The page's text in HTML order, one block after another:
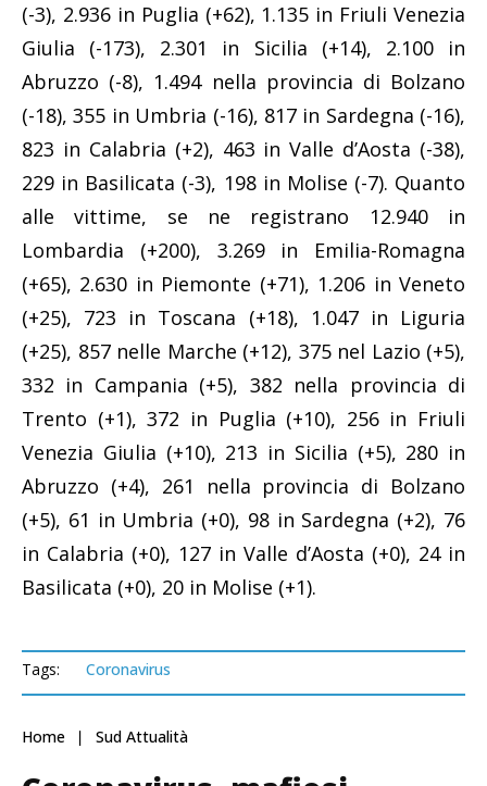
(-3), 2.936 in Puglia (+62), 1.135 in Friuli Venezia
Giulia (-173), 2.301 in Sicilia (+14), 2.100 in
Abruzzo (-8), 1.494 nella provincia di Bolzano
(-18), 355 in Umbria (-16), 817 in Sardegna (-16),
823 in Calabria (+2), 463 in Valle d’Aosta (-38),
229 in Basilicata (-3), 198 in Molise (-7). Quanto
alle vittime, se ne registrano 12.940 in
Lombardia (+200), 3.269 in Emilia-Romagna
(+65), 2.630 in Piemonte (+71), 1.206 in Veneto
(+25), 723 in Toscana (+18), 1.047 in Liguria
(+25), 857 nelle Marche (+12), 375 nel Lazio (+5),
332 in Campania (+5), 382 nella provincia di
Trento (+1), 372 in Puglia (+10), 256 in Friuli
Venezia Giulia (+10), 213 in Sicilia (+5), 280 in
Abruzzo (+4), 261 nella provincia di Bolzano
(+5), 61 in Umbria (+0), 98 in Sardegna (+2), 76
in Calabria (+0), 127 in Valle d’Aosta (+0), 24 in
Basilicata (+0), 20 in Molise (+1).
Tags: Coronavirus
Home Sud Attualità